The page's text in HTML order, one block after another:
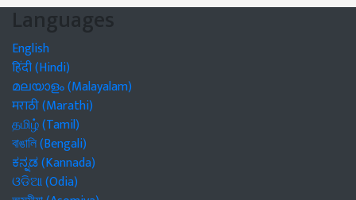
Languages
English
हिंदी (Hindi)
മലയാളം (Malayalam)
मराठी (Marathi)
தமிழ் (Tamil)
বাঙালি (Bengali)
ಕನ್ನಡ (Kannada)
ଓଡିଆ (Odia)